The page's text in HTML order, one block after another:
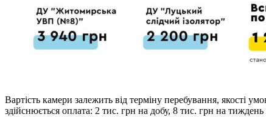
Вартість камери залежить від терміну перебування, якості
здійснюється оплата: 2 тис. грн на добу, 8 тис. грн на тиждень